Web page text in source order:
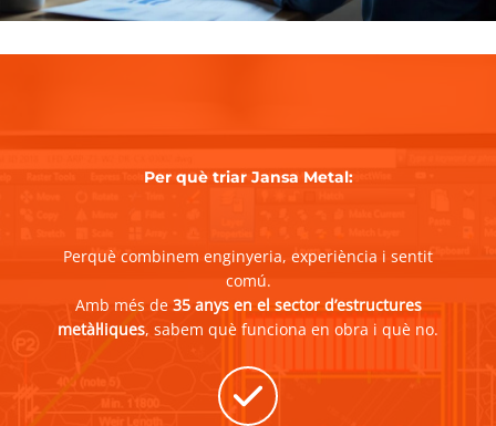
Per què triar Jansa Metal:
Perquè combinem enginyeria, experiència i sentit
comú.
Amb més de 35 anys en el sector d’estructures
metàl·liques, sabem què funciona en obra i què no.